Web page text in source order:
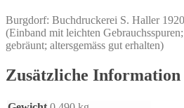
Burgdorf: Buchdruckerei S. Haller
(Einband mit leichten
gebräunt; altersgemäss gut erhalten)
Zusätzliche Information